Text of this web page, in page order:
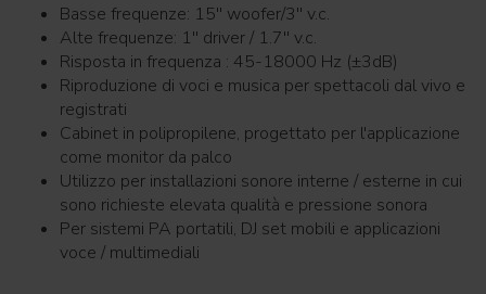
Basse frequenze: 15'' woofer/3'' v.c.
Alte frequenze: 1'' driver / 1.7'' v.c.
Risposta in frequenza : 45-18000 Hz (±3dB)
Riproduzione di voci e musica per spettacoli dal vivo e
registrati
Cabinet in polipropilene, progettato per l'applicazione
come monitor da palco
Utilizzo per installazioni sonore interne / esterne in cui
sono richieste elevata qualità e pressione sonora
Per sistemi PA portatili, DJ set mobili e applicazioni
voce / multimediali